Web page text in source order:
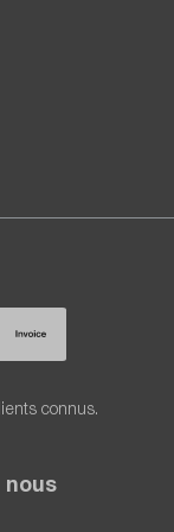
connus.